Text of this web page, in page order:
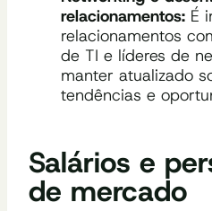
relacionamentos: É
relacionamentos
de TI e líderes de
manter atualizado
tendências e
Salários e
de mercado